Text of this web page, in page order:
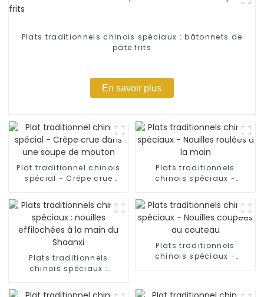
Plats traditionnels chinois spéciaux : bâtonnets de
pâte frits
En savoir plus
Plat traditionnel chinois
spécial - Crêpe crue
mouton
Plats traditionnels
chinois spéciaux -
main
Plats traditionnels
chinois spéciaux :
main du Shaanxi
Plats traditionnels
chinois spéciaux -